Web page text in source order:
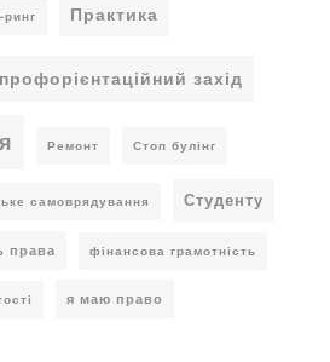
Практика
профорієнтаційний захід
Ремонт Стоп булінг
самоврядування Студенту
права фінансова грамотність
я маю право